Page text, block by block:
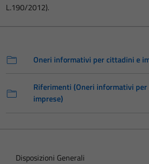
L.190/2012).
Oneri informativi per cittadini e
Riferimenti (Oneri informativi
imprese)
Disposizioni Generali